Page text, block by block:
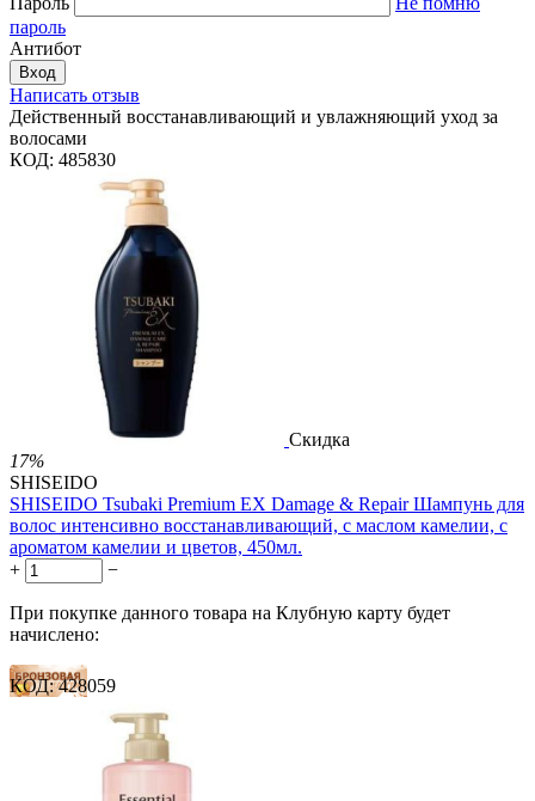
пароль
Антибот
Вход
Написать отзыв
Действенный восстанавливающий и увлажняющий уход за
волосами
КОД: 485830
Скидка
17%
SHISEIDO
SHISEIDO Tsubaki Premium EX Damage & Repair Шампунь для
волос интенсивно восстанавливающий, с маслом камелии, с
ароматом камелии и цветов, 450мл.
+
−
При покупке данного товара на Клубную карту будет
начислено:
23 балла
КОД: 428059